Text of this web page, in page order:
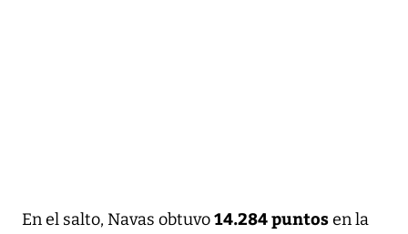
En el salto, Navas obtuvo14.284 puntosen la